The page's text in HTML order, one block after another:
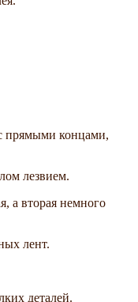
прямыми концами,
лезвием.
а вторая немного
лент.
деталей.